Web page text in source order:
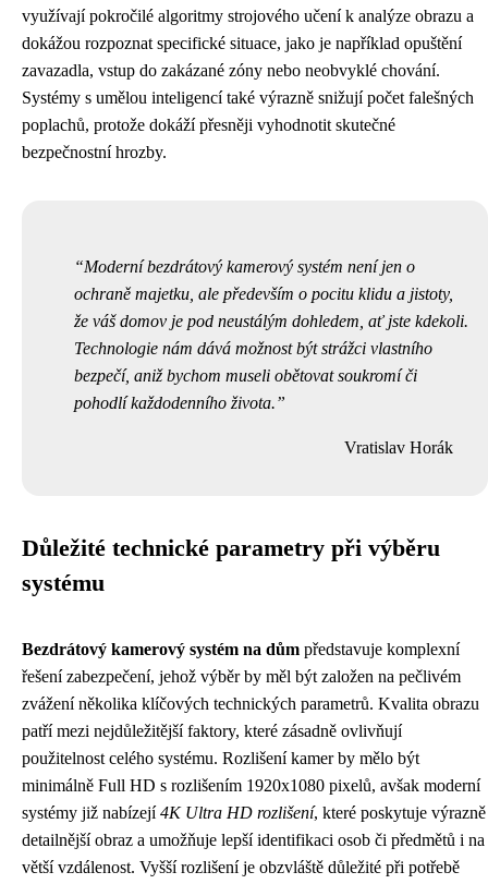
využívají pokročilé algoritmy strojového učení k analýze obrazu a
dokážou rozpoznat specifické situace, jako je například opuštění
zavazadla, vstup do zakázané zóny nebo neobvyklé chování.
Systémy s umělou inteligencí také výrazně snižují počet falešných
poplachů, protože dokáží přesněji vyhodnotit skutečné
bezpečnostní hrozby.
Moderní bezdrátový kamerový systém není jen o
ochraně majetku, ale především o pocitu klidu a jistoty,
že váš domov je pod neustálým dohledem, ať jste kdekoli.
Technologie nám dává možnost být strážci vlastního
bezpečí, aniž bychom museli obětovat soukromí či
pohodlí každodenního života.
Vratislav Horák
Důležité technické parametry při výběru
systému
Bezdrátový kamerový systém na dům představuje komplexní
řešení zabezpečení, jehož výběr by měl být založen na pečlivém
zvážení několika klíčových technických parametrů. Kvalita obrazu
patří mezi nejdůležitější faktory, které zásadně ovlivňují
použitelnost celého systému. Rozlišení kamer by mělo být
minimálně Full HD s rozlišením 1920x1080 pixelů, avšak moderní
systémy již nabízejí4K Ultra HD rozlišení, které poskytuje výrazně
detailnější obraz a umožňuje lepší identifikaci osob či předmětů i na
větší vzdálenost. Vyšší rozlišení je obzvláště důležité při potřebě